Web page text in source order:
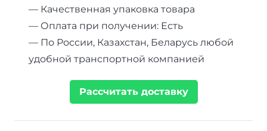
— Качественная упаковка товара
— Оплата при получении: Есть
— По России, Казахстан, Беларусь любой
удобной транспортной компанией
Рассчитать доставку